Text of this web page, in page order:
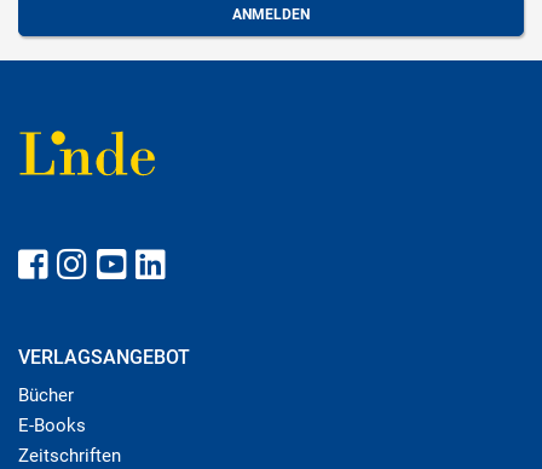
VERLAGSANGEBOT
Bücher
E-Books
Zeitschriften